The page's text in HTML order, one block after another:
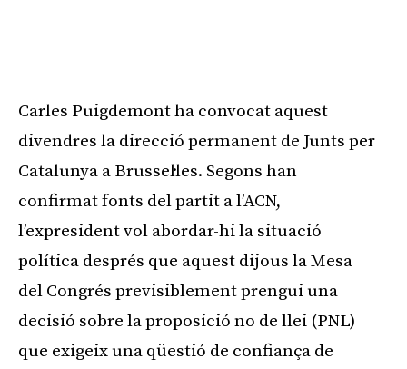
Carles Puigdemont ha convocat aquest
divendres la direcció permanent de Junts per
Catalunya a Brussel·les. Segons han
confirmat fonts del partit a l’ACN,
l’expresident vol abordar-hi la situació
política després que aquest dijous la Mesa
del Congrés previsiblement prengui una
decisió sobre la proposició no de llei (PNL)
que exigeix una qüestió de confiança de